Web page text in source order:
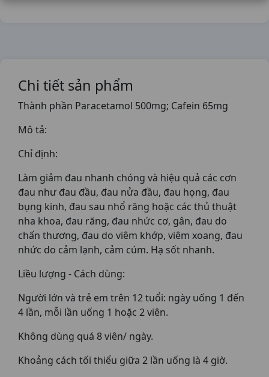
Chi tiết sản phẩm
Thành phần Paracetamol 500mg; Cafein 65mg
Mô tả:
Chỉ định:
Làm giảm đau nhanh chóng và hiệu quả các cơn
đau như đau đầu, đau nửa đầu, đau họng, đau
bụng kinh, đau sau nhổ răng hoặc các thủ thuật
nha khoa, đau răng, đau nhức cơ, gân, đau do
chấn thương, đau do viêm khớp, viêm xoang, đau
nhức do cảm lạnh, cảm cúm. Hạ sốt nhanh.
Liều lượng - Cách dùng:
Người lớn và trẻ em trên 12 tuổi: ngày uống 1 đến
4 lần, mỗi lần uống 1 hoặc 2 viên.
Không dùng quá 8 viên/ ngày.
Khoảng cách tối thiểu giữa 2 lần uống là 4 giờ.